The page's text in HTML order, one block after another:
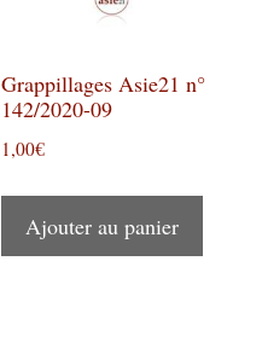
Grappillages Asie21 n°
142/2020-09
1,00€
Ajouter au panier